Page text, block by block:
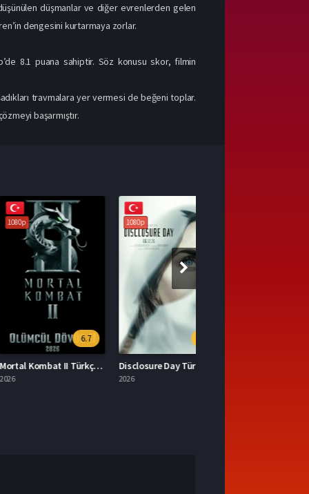
düşmanlar ve diğer evrenlerden gelen
dengesini kurtarmaya zorlar.
8.1 puana sahiptir. Söz konusu skor, filmin
travmalara yer vermesi de beğeni toplar.
başarmıştır.
6.7
Mortal Kombat II Türkçe Dublaj İzle Disclosure Day Türkçe Dublaj İzle